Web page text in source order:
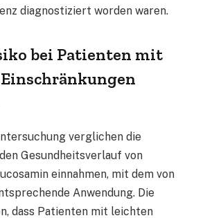
diagnostiziert worden waren.
bei Patienten mit
verglichen die
Gesundheitsverlauf von
einnahmen, mit dem von
Anwendung. Die
dass Patienten mit leichten